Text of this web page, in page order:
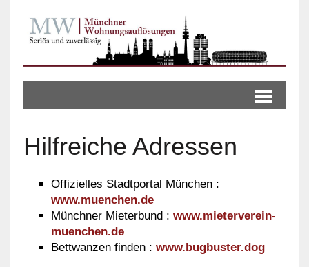
Hilfreiche Adressen
Offizielles Stadtportal München :
www.muenchen.de
Münchner Mieterbund : www.mieterverein-
muenchen.de
Bettwanzen finden : www.bugbuster.dog